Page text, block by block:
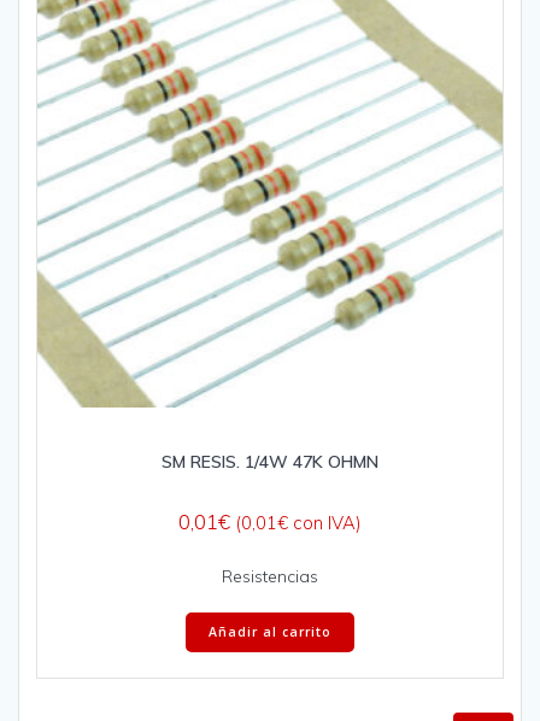
SM RESIS. 1/4W 47K OHMN
0,01€ (0,01€ con IVA)
Resistencias
Añadir al carrito